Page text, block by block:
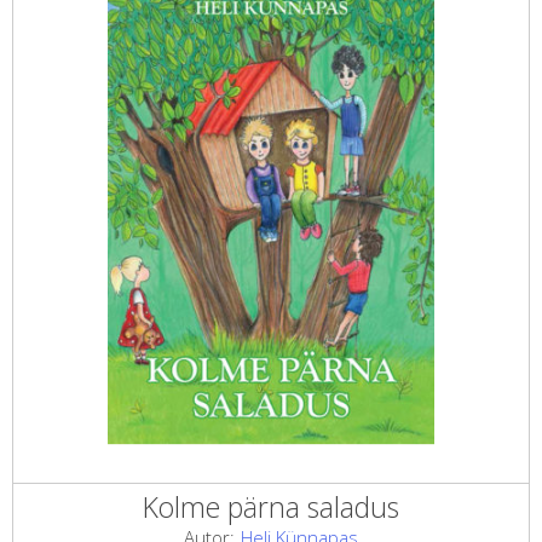
Kolme pärna saladus
Autor: Heli Künnapas